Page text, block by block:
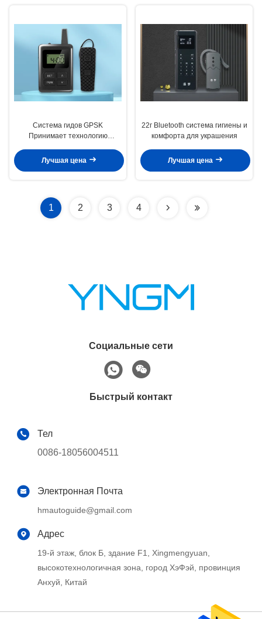
Система гидов GPSK
Принимает технологию
батареи PMU
Лучшая цена
22г Bluetooth система гигиены и
комфорта для украшения
Лучшая цена
1 2 3 4
Социальные сети
Быстрый контакт
Тел
0086-18056004511
Электронная Почта
hmautoguide@gmail.com
Адрес
19-й этаж, блок Б, здание F1, Xingmengyuan,
высокотехнологичная зона, город ХэФэй, провинция
Анхуй, Китай